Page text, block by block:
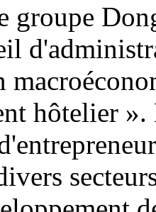
groupe
hôtelier